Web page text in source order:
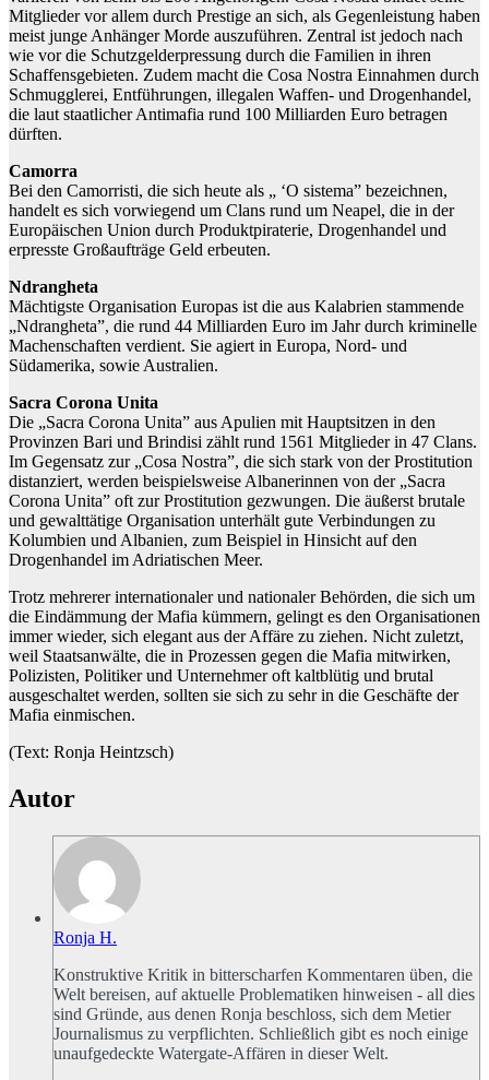
Mitglieder vor allem durch Prestige an sich, als Gegenleistung haben
meist junge Anhänger Morde auszuführen. Zentral ist jedoch nach
wie vor die Schutzgelderpressung durch die Familien in ihren
Schaffensgebieten. Zudem macht die Cosa Nostra Einnahmen durch
Schmugglerei, Entführungen, illegalen Waffen- und Drogenhandel,
die laut staatlicher Antimafia rund 100 Milliarden Euro betragen
dürften.
Camorra
Bei den Camorristi, die sich heute als „ ‘O sistema” bezeichnen,
handelt es sich vorwiegend um Clans rund um Neapel, die in der
Europäischen Union durch Produktpiraterie, Drogenhandel und
erpresste Großaufträge Geld erbeuten.
Ndrangheta
Mächtigste Organisation Europas ist die aus Kalabrien stammende
„Ndrangheta”, die rund 44 Milliarden Euro im Jahr durch kriminelle
Machenschaften verdient. Sie agiert in Europa, Nord- und
Südamerika, sowie Australien.
Sacra Corona Unita
Die „Sacra Corona Unita” aus Apulien mit Hauptsitzen in den
Provinzen Bari und Brindisi zählt rund 1561 Mitglieder in 47 Clans.
Im Gegensatz zur „Cosa Nostra”, die sich stark von der Prostitution
distanziert, werden beispielsweise Albanerinnen von der „Sacra
Corona Unita” oft zur Prostitution gezwungen. Die äußerst brutale
und gewalttätige Organisation unterhält gute Verbindungen zu
Kolumbien und Albanien, zum Beispiel in Hinsicht auf den
Drogenhandel im Adriatischen Meer.
Trotz mehrerer internationaler und nationaler Behörden, die sich um
die Eindämmung der Mafia kümmern, gelingt es den Organisationen
immer wieder, sich elegant aus der Affäre zu ziehen. Nicht zuletzt,
weil Staatsanwälte, die in Prozessen gegen die Mafia mitwirken,
Polizisten, Politiker und Unternehmer oft kaltblütig und brutal
ausgeschaltet werden, sollten sie sich zu sehr in die Geschäfte der
Mafia einmischen.
(Text: Ronja Heintzsch)
Autor
Ronja H.
Konstruktive Kritik in bitterscharfen Kommentaren üben, die
Welt bereisen, auf aktuelle Problematiken hinweisen - all dies
sind Gründe, aus denen Ronja beschloss, sich dem Metier
Journalismus zu verpflichten. Schließlich gibt es noch einige
unaufgedeckte Watergate-Affären in dieser Welt.